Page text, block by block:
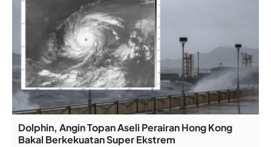
Dolphin, Angin Topan Aseli Perairan Hong Kong
Bakal Berkekuatan Super Ekstrem